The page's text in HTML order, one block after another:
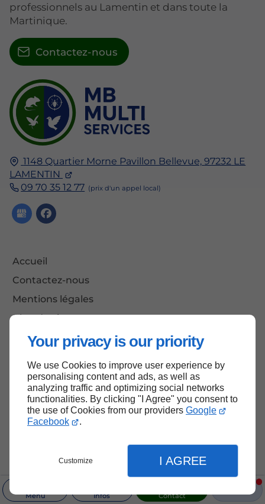
Your privacy is our priority
We use Cookies to improve user experience by
personalising content and ads, as well as
analyzing traffic and optimizing social networks
functionalities. By clicking "I Agree" you consent to
the use of Cookies from our providers Google
Facebook
.
Customize I AGREE
Menu Infos Contact
1148 Quartier Morne Pavillon Bellevue, 97232 LE
LAMENTIN
09 70 35 12 77
Accueil
Contactez-nous
Mentions légales
Plan du site
professionnels au Lamentin et dans toute la
Martinique.
Contactez-nous
Haut de page